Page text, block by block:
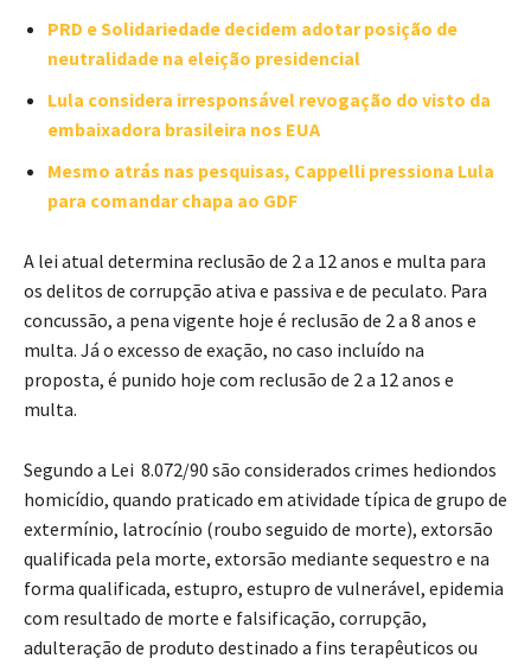
PRD e Solidariedade decidem adotar posição de
neutralidade na eleição presidencial
Lula considera irresponsável revogação do visto da
embaixadora brasileira nos EUA
Mesmo atrás nas pesquisas, Cappelli pressiona Lula
para comandar chapa ao GDF
A lei atual determina reclusão de 2 a 12 anos e multa para
os delitos de corrupção ativa e passiva e de peculato. Para
concussão, a pena vigente hoje é reclusão de 2 a 8 anos e
multa. Já o excesso de exação, no caso incluído na
proposta, é punido hoje com reclusão de 2 a 12 anos e
multa.
Segundo a Lei 8.072/90 são considerados crimes hediondos
homicídio, quando praticado em atividade típica de grupo de
extermínio, latrocínio (roubo seguido de morte), extorsão
qualificada pela morte, extorsão mediante sequestro e na
forma qualificada, estupro, estupro de vulnerável, epidemia
com resultado de morte e falsificação, corrupção,
adulteração de produto destinado a fins terapêuticos ou